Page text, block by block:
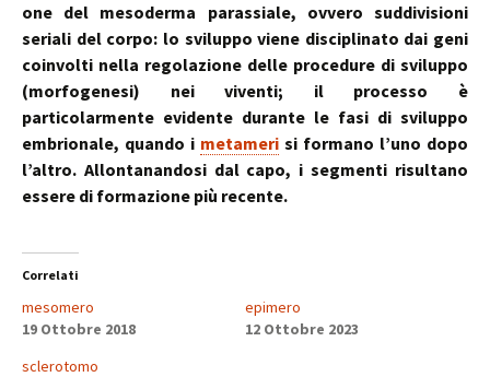
one del mesoderma parassiale, ovvero suddivisioni
seriali del corpo: lo sviluppo viene disciplinato dai geni
coinvolti nella regolazione delle procedure di sviluppo
(morfogenesi) nei viventi; il processo è
particolarmente evidente durante le fasi di sviluppo
embrionale, quando i metameri si formano l’uno dopo
l’altro. Allontanandosi dal capo, i segmenti risultano
essere di formazione più recente.
Correlati
mesomero
19 Ottobre 2018
epimero
12 Ottobre 2023
sclerotomo